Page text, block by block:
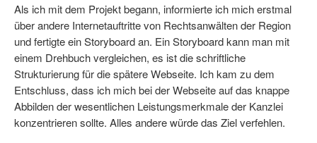
Als ich mit dem Projekt begann, informierte ich mich erstmal
über andere Internetauftritte von Rechtsanwälten der Region
und fertigte ein Storyboard an. Ein Storyboard kann man mit
einem Drehbuch vergleichen, es ist die schriftliche
Strukturierung für die spätere Webseite. Ich kam zu dem
Entschluss, dass ich mich bei der Webseite auf das knappe
Abbilden der wesentlichen Leistungsmerkmale der Kanzlei
konzentrieren sollte. Alles andere würde das Ziel verfehlen.